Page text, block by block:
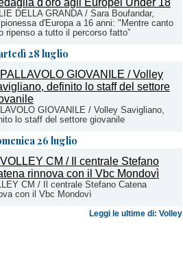
DELLA GRANDA / Sara Boufandar,
d'Europa a 16 anni: "Mentre canto
ripenso a tutto il percorso fatto”
28 luglio
GIOVANILE / Volley Savigliano,
lo staff del settore giovanile
26 luglio
CM / Il centrale Stefano Catena
con il Vbc Mondovì
Leggi le ultime di: Volley